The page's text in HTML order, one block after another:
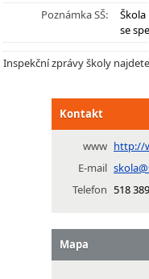
Poznámka SŠ:
se
Inspekční zprávy školy
Kontakt
www http://
E-mail
Telefon 518
Mapa